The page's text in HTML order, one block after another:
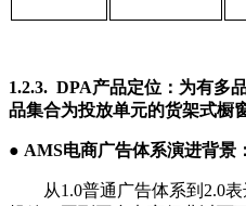
1.2.3. DPA产品定位：为有多
品集合为投放单元的货架式橱
● AMS电商广告体系演进背景：
从1.0普通广告体系到2.0